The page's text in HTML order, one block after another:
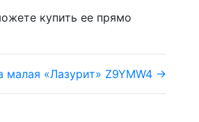
купить ее прямо
малая «Лазурит» Z9YMW4 →